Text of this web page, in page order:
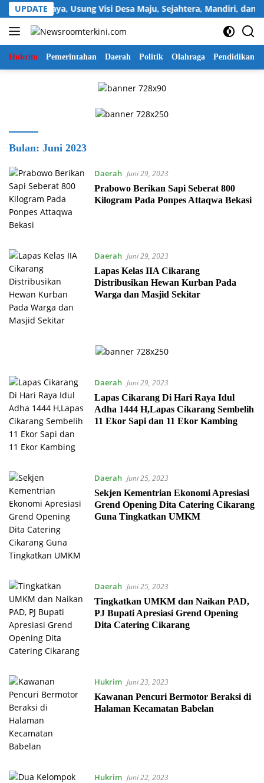
Langsung
ke
konten
UPDATEUsung Visi Desa Maju, Sejahtera, Mandiri, dan
Hukrim Pemerintahan Daerah Politik Olahraga Pendidikan
Bulan: Juni 2023
Daerah Juni 29, 2023
Prabowo Berikan Sapi Seberat 800
Kilogram Pada Ponpes Attaqwa Bekasi
Daerah Juni 29, 2023
Lapas Kelas IIA Cikarang
Distribusikan Hewan Kurban Pada
Warga dan Masjid Sekitar
Daerah Juni 29, 2023
Lapas Cikarang Di Hari Raya Idul
Adha 1444 H,Lapas Cikarang Sembelih
11 Ekor Sapi dan 11 Ekor Kambing
Daerah Juni 25, 2023
Sekjen Kementrian Ekonomi Apresiasi
Grend Opening Dita Catering Cikarang
Guna Tingkatkan UMKM
Daerah Juni 25, 2023
Tingkatkan UMKM dan Naikan PAD,
PJ Bupati Apresiasi Grend Opening
Dita Catering Cikarang
Hukrim Juni 23, 2023
Kawanan Pencuri Bermotor Beraksi di
Halaman Kecamatan Babelan
Hukrim Juni 22, 2023